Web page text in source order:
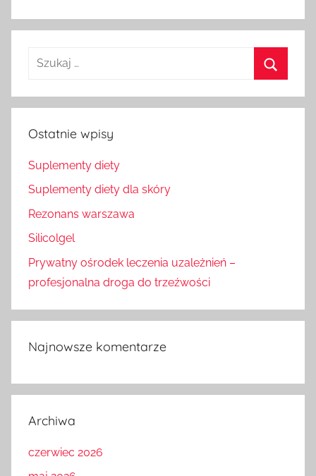
Szukaj
Ostatnie wpisy
Suplementy diety
Suplementy diety dla skóry
Rezonans warszawa
Silicolgel
Prywatny ośrodek leczenia uzależnień –
profesjonalna droga do trzeźwości
Najnowsze komentarze
Archiwa
czerwiec 2026